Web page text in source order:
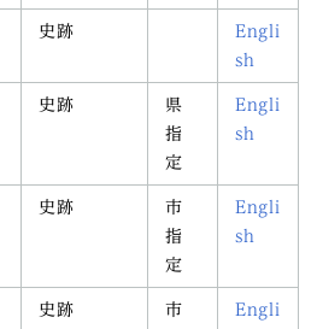
史跡
Engli
sh
史跡
県
指
定
Engli
sh
史跡
市
指
定
Engli
sh
史跡
市
Engli